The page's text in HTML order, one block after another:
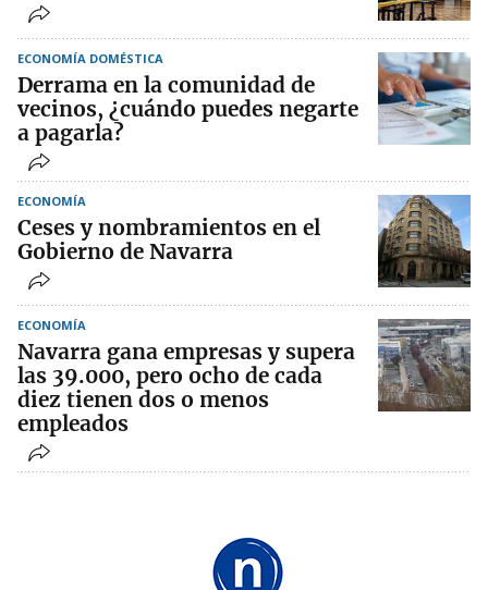
ECONOMÍA DOMÉSTICA
Derrama en la comunidad de
vecinos, ¿cuándo puedes negarte
a pagarla?
ECONOMÍA
Ceses y nombramientos en el
Gobierno de Navarra
ECONOMÍA
Navarra gana empresas y supera
las 39.000, pero ocho de cada
diez tienen dos o menos
empleados